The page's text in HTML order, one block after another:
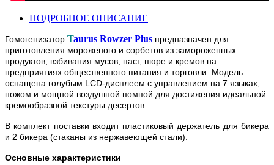
ПОДРОБНОЕ ОПИСАНИЕ
Гомогенизатор Taurus Rowzer Plus предназначен для
приготовления мороженого и сорбетов из замороженных
продуктов, взбивания мусов, паст, пюре и кремов на
предприятиях общественного питания и торговли. Модель
оснащена голубым LCD-дисплеем с управлением на 7 языках,
ножом и мощной воздушной помпой для достижения идеальной
кремообразной текстуры десертов.
В комплект поставки входит пластиковый держатель для бикера
и 2 бикера (стаканы из нержавеющей стали)
Основные характеристики